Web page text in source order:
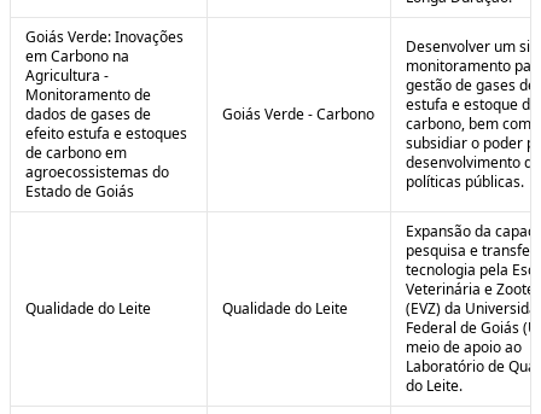
Goiás Verde: Inovações
em Carbono na
Agricultura -
Monitoramento de
dados de gases de
efeito estufa e estoques
de carbono em
agroecossistemas do
Estado de Goiás
Goiás Verde - Carbono
Desenvolver um
monitoramento
gestão de gases
estufa e estoque de
carbono, bem como
subsidiar o poder
desenvolvimento de
políticas públicas.
Qualidade do Leite Qualidade do Leite
Expansão da
pesquisa e
tecnologia pela
Veterinária e
(EVZ) da
Federal de Goiás
meio de apoio ao
Laboratório de
do Leite.